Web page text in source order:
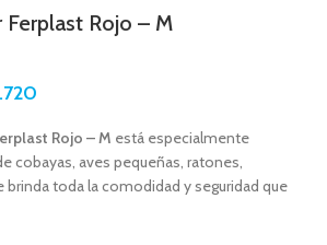
Ferplast Rojo – M
Rojo – M está especialmente
cobayas, aves pequeñas, ratones,
brinda toda la comodidad y seguridad que